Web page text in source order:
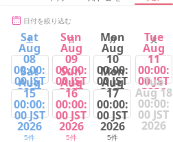
日付を絞り込む
土 日 月 火
Sat
Aug
08
00:00:
00 JST
2026
5件
Sun
Aug
09
00:00:
00 JST
2026
6件
Mon
Aug
10
00:00:
00 JST
2026
5件
Tue
Aug
11
00:00:
00 JST
2026
4件
Sat
Aug
15
00:00:
00 JST
2026
5件
Sun
Aug
16
00:00:
00 JST
2026
5件
Mon
Aug
17
00:00:
00 JST
2026
5件
Tue
Aug 18
00:00:
00 JST
2026